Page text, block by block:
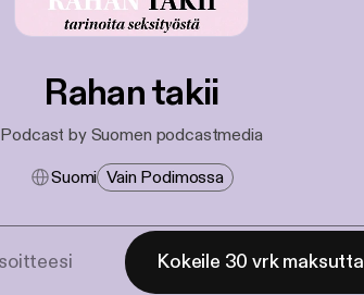
Rahan takii
Podcast by Suomen podcastmedia
Suomi Vain Podimossa
Kokeile 30 vrk maksutta